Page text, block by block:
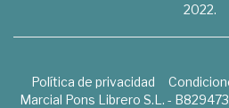
2022.
Política de privacidad
Marcial Pons Librero S.L. -